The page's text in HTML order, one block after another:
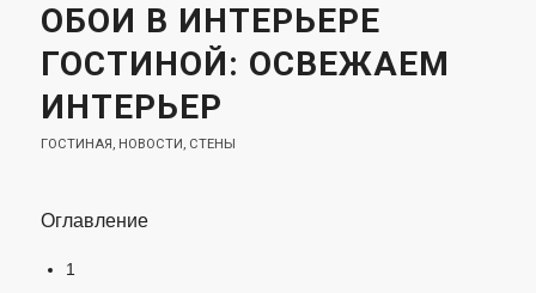
ОБОИ В ИНТЕРЬЕРЕ
ГОСТИНОЙ: ОСВЕЖАЕМ
ИНТЕРЬЕР
ГОСТИНАЯ, НОВОСТИ, СТЕНЫ
Оглавление
1